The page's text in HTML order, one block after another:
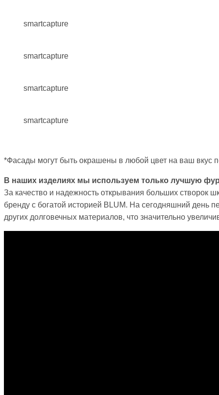
smartcapture
smartcapture
smartcapture
smartcapture
*Фасады могут быть окрашены в любой цвет на ваш вкус
В наших изделиях мы используем только лучшую
За качество и надежность открывания больших створок
бренду с богатой историей BLUM. На сегодняшний день
других долговечных материалов, что значительно